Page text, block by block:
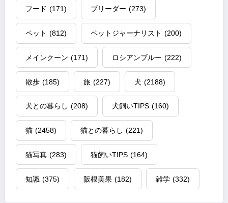
フード (171) ブリーダー (273)
ペット (812) ペットジャーナリスト (200)
メインクーン (171) ロシアンブルー (222)
散歩 (185) 旅 (227) 犬 (2188)
犬との暮らし (208) 犬飼いTIPS (160)
猫 (2458) 猫との暮らし (221)
猫写真 (283) 猫飼いTIPS (164)
知識 (375) 阪根美果 (182) 雑学 (332)